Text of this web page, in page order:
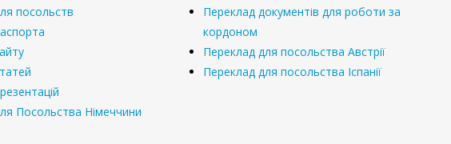
посольств
Посольства Німеччини
Переклад документів для роботи за
кордоном
Переклад для посольства Австрії
Переклад для посольства Іспанії